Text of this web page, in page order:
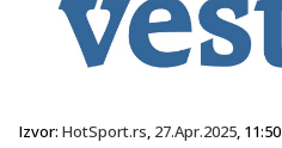
Izvor: HotSport.rs, 27.Apr.2025, 11:50